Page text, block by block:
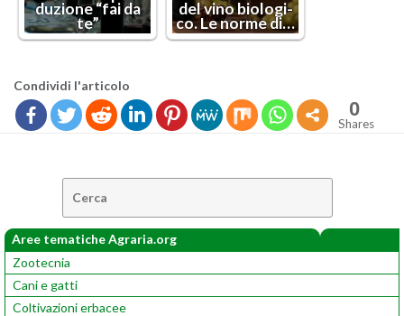
du­zio­ne “fai da
te”
del vino bio­lo­g­i­
co. Le norme di…
Con­di­vi­di l'ar­ti­co­lo
0
Shares
Aree tematiche Agraria.org
Zootecnia
Cani e gatti
Coltivazioni erbacee